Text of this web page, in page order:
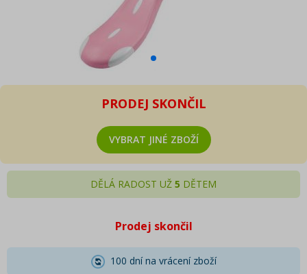
PRODEJ SKONČIL
VYBRAT JINÉ ZBOŽÍ
DĚLÁ RADOST UŽ 5 DĚTEM
Prodej skončil
100 dní na vrácení zboží